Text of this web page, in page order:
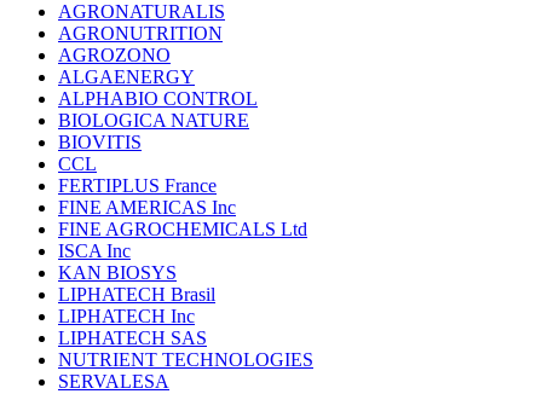
AGRONATURALIS
AGRONUTRITION
AGROZONO
ALGAENERGY
ALPHABIO CONTROL
BIOLOGICA NATURE
BIOVITIS
CCL
FERTIPLUS France
FINE AMERICAS Inc
FINE AGROCHEMICALS Ltd
ISCA Inc
KAN BIOSYS
LIPHATECH Brasil
LIPHATECH Inc
LIPHATECH SAS
NUTRIENT TECHNOLOGIES
SERVALESA